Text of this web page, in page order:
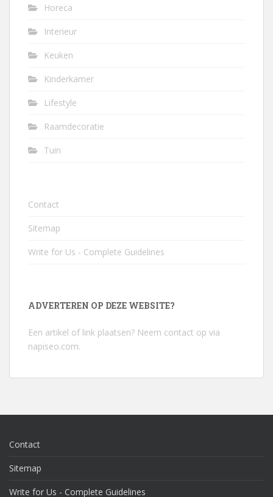
Horeca
Interieur
Keuken
Kinderkamer
Lifestyle
Raamdecoratie
Tuin
Contact
Sitemap
Write for Us - Complete Guidelines
ADVERTEREN OP DEZE WEBSITE?
Een artikel of link plaatsen? Neem contact op via
napiseo.com.
Contact
Sitemap
Write for Us - Complete Guidelines